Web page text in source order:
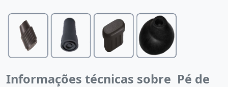
Informações técnicas sobre Pé de